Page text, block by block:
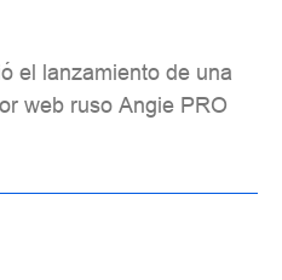
el lanzamiento de una
web ruso Angie PRO